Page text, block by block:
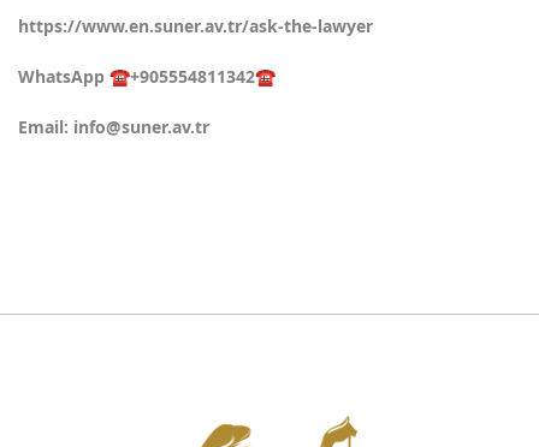
https://www.en.suner.av.tr/ask-the-lawyer
WhatsApp ☎️+905554811342☎️
Email: info@suner.av.tr